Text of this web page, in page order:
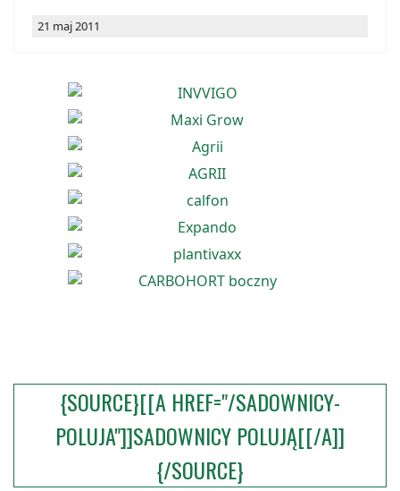
21 maj 2011
{SOURCE}[[A HREF="/SADOWNICY-
POLUJA"]]SADOWNICY POLUJĄ[[/A]]
{/SOURCE}